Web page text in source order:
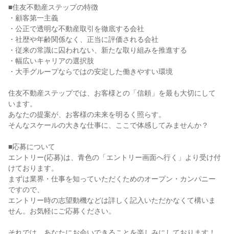
■住友不動産ステップの特徴
・顧客第一主義
・公正で透明な不動産取引を徹底する会社
・社歴や年齢関係なく、正当に評価される会社
・従来の常識に囚われない、新たな取り組みを推進する
・幅広いキャリアの選択肢
・大手グループならではの安定した働きやすい環境
住友不動産ステップでは、お客様との「信頼」を最も大切にして
います。
あなたの提案が、お客様の未来を明るく照らす。
そんなスケールの大きな仕事に、ここで体感してみませんか？
■応募について
エントリー(応募)は、青色の「エントリー画面へ行く」より受け付
けております。
まずは業界・仕事を知っていただくためのオープン・カンパニー
ですので、
エントリー時の志望動機などは詳しく記入いただかなくて構いま
せん。お気軽にご応募ください。